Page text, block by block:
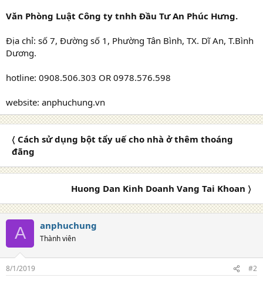
Văn Phòng Luật Công ty tnhh Đầu Tư An Phúc Hưng.
Địa chỉ: số 7, Đường số 1, Phường Tân Bình, TX. Dĩ An, T.Bình
Dương.
hotline: 0908.506.303 OR 0978.576.598
website: anphuchung.vn
〈 Cách sử dụng bột tẩy uế cho nhà ở thêm thoáng
đãng
Huong Dan Kinh Doanh Vang Tai Khoan 〉
A anphuchung
Thành viên
8/1/2019 #2